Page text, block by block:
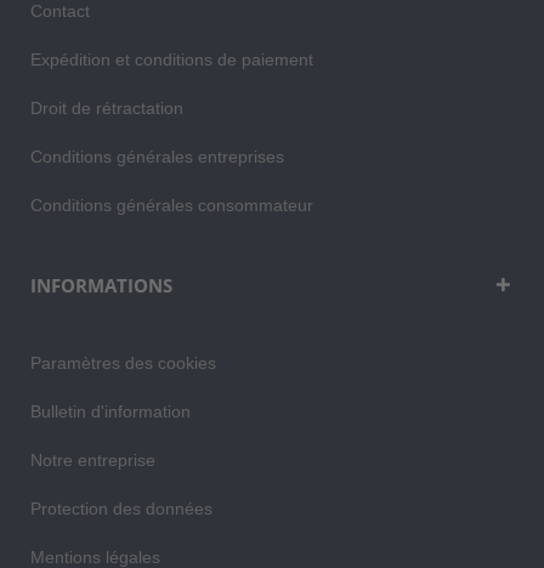
Contact
Expédition et conditions de paiement
Droit de rétractation
Conditions générales entreprises
Conditions générales consommateur
INFORMATIONS
Paramètres des cookies
Bulletin d'information
Notre entreprise
Protection des données
Mentions légales